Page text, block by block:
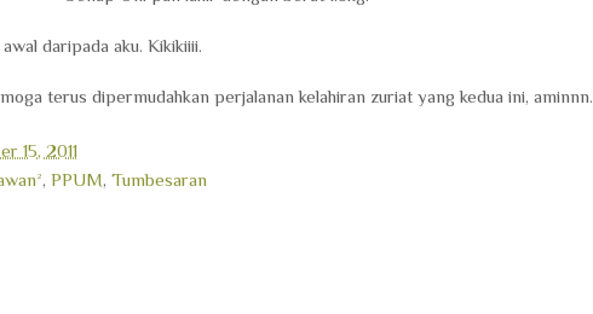
daripada aku. Kikikiiii.
terus dipermudahkan perjalanan kelahiran zuriat yang kedua ini, aminnn.
15, 2011
, PPUM, Tumbesaran